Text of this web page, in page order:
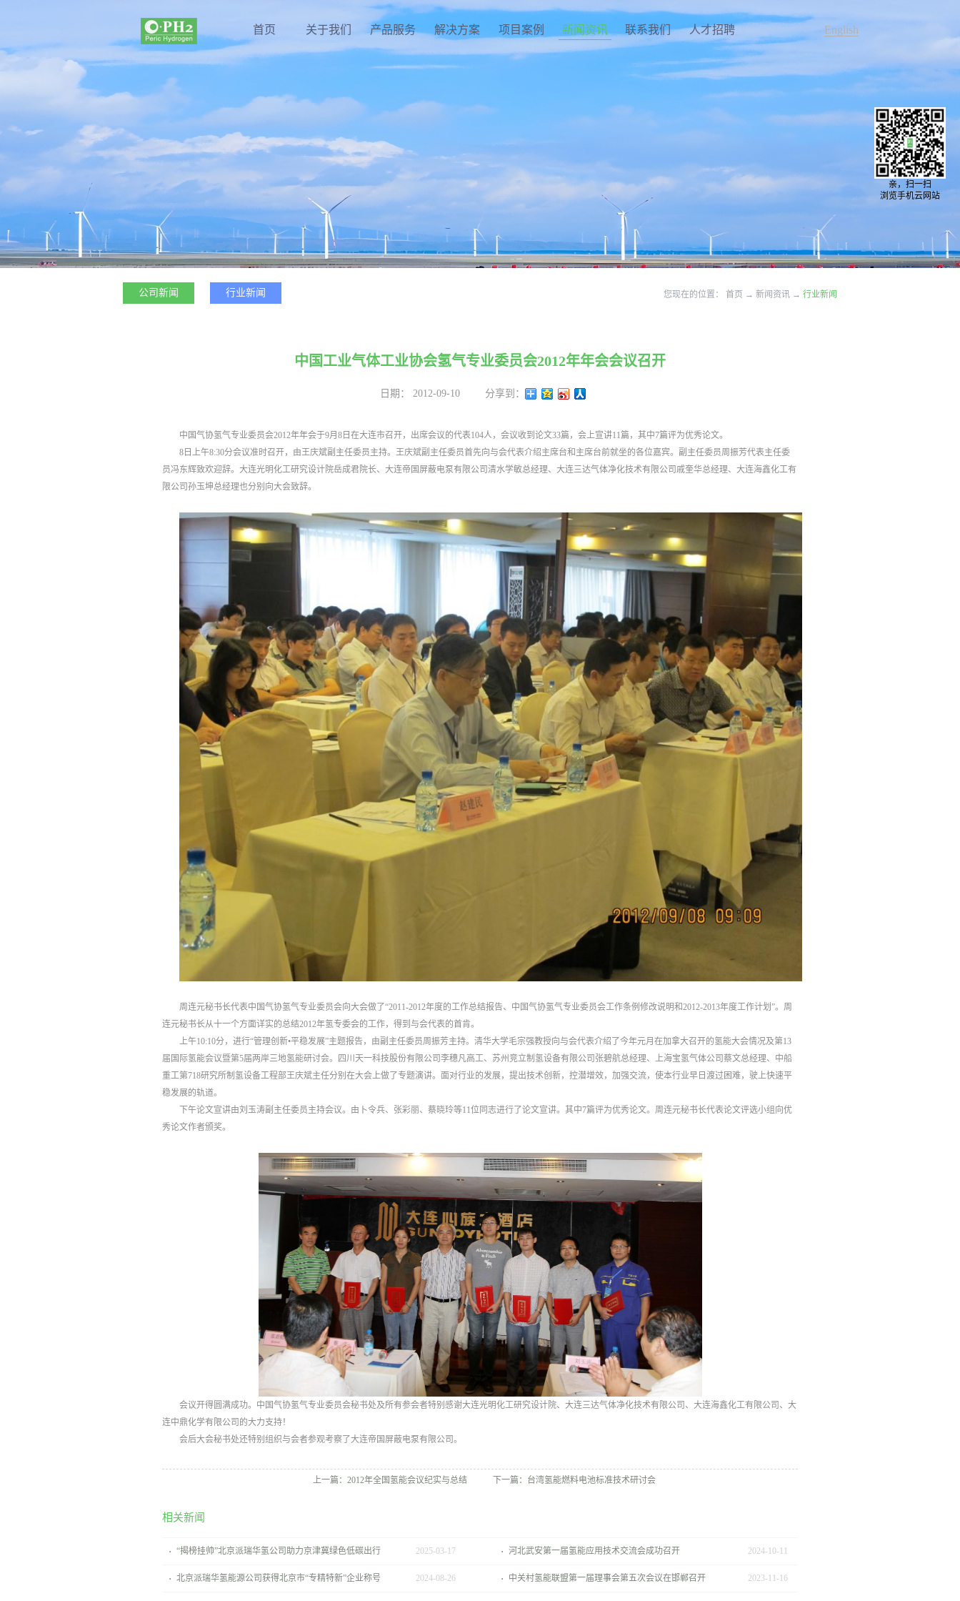
English
首页 关于我们 产品服务 解决方案 项目案例 新闻资讯 联系我们 人才招聘
公司新闻 行业新闻 您现在的位置： 首页 → 新闻资讯 → 行业新闻
分享到：
中国工业气体工业协会氢气专业委员会2012年年会会议召开
日期： 2012-09-10
中国气协氢气专业委员会2012年年会于9月8日在大连市召开，出席会议的代表104人，会议收到论文33篇，会上宣讲11篇，其中7篇评为优秀论文。
8日上午8:30分会议准时召开，由王庆斌副主任委员主持。王庆斌副主任委员首先向与会代表介绍主席台和主席台前就坐的各位嘉宾。副主任委员周振芳代表主任委
员冯东辉致欢迎辞。大连光明化工研究设计院岳成君院长、大连帝国屏蔽电泵有限公司清水学敏总经理、大连三达气体净化技术有限公司戚奎华总经理、大连海鑫化工有
限公司孙玉坤总经理也分别向大会致辞。
周连元秘书长代表中国气协氢气专业委员会向大会做了“2011-2012年度的工作总结报告、中国气协氢气专业委员会工作条例修改说明和2012-2013年度工作计划”。周
连元秘书长从十一个方面详实的总结2012年氢专委会的工作，得到与会代表的首肯。
上午10:10分，进行“管理创新•平稳发展”主题报告，由副主任委员周振芳主持。清华大学毛宗强教授向与会代表介绍了今年元月在加拿大召开的氢能大会情况及第13
届国际氢能会议暨第5届两岸三地氢能研讨会。四川天一科技股份有限公司李穗凡高工、苏州竞立制氢设备有限公司张碧航总经理、上海宝氢气体公司蔡文总经理、中船
重工第718研究所制氢设备工程部王庆斌主任分别在大会上做了专题演讲。面对行业的发展，提出技术创新，控潜增效，加强交流，使本行业早日渡过困难，驶上快速平
稳发展的轨道。
下午论文宣讲由刘玉涛副主任委员主持会议。由卜令兵、张彩丽、蔡晓玲等11位同志进行了论文宣讲。其中7篇评为优秀论文。周连元秘书长代表论文评选小组向优
秀论文作者颁奖。
会议开得圆满成功。中国气协氢气专业委员会秘书处及所有参会者特别感谢大连光明化工研究设计院、大连三达气体净化技术有限公司、大连海鑫化工有限公司、大
连中鼎化学有限公司的大力支持！
会后大会秘书处还特别组织与会者参观考察了大连帝国屏蔽电泵有限公司。
上一篇：2012年全国氢能会议纪实与总结 下一篇： 台湾氢能燃料电池标准技术研讨会
相关新闻
“揭榜挂帅”北京派瑞华氢公司助力京津冀绿色低碳出行 2025-03-17 河北武安第一届氢能应用技术交流会成功召开 2024-10-11
北京派瑞华氢能源公司获得北京市“专精特新”企业称号 2024-08-26 中关村氢能联盟第一届理事会第五次会议在邯郸召开 2023-11 -16
亲，扫一扫
浏览手机云网站